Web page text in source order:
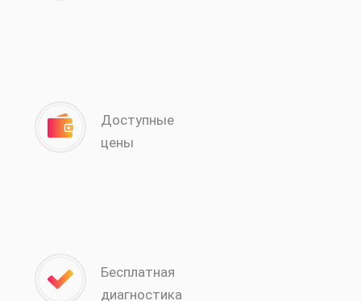
Доступные
цены
Бесплатная
диагностика